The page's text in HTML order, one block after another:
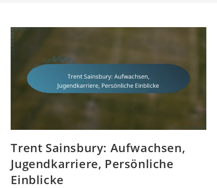
Trent Sainsbury: Aufwachsen,
Jugendkarriere, Persönliche
Einblicke